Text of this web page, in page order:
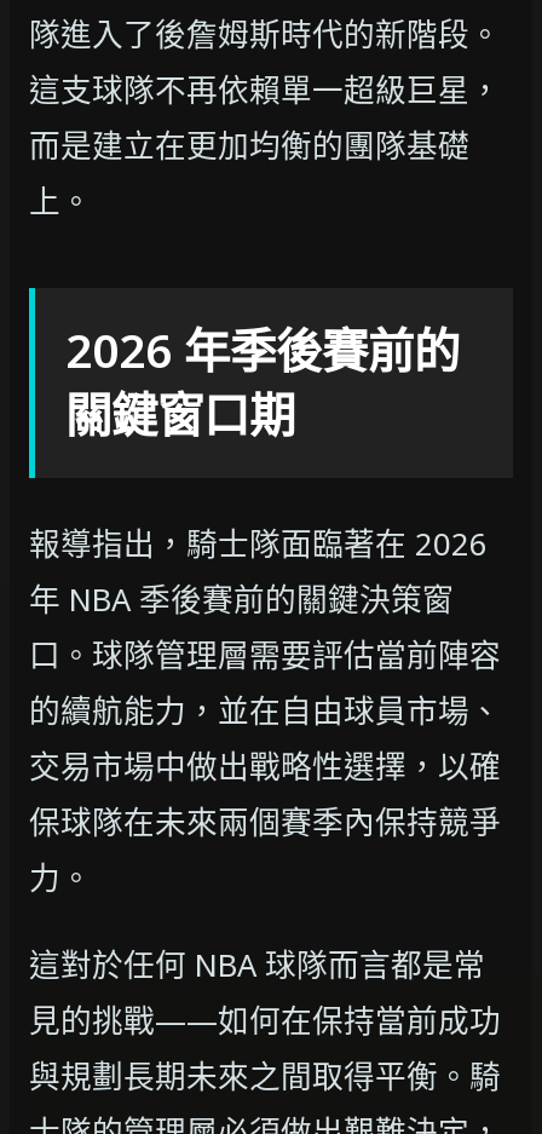
隊進入了後詹姆斯時代的新階段。
這支球隊不再依賴單一超級巨星，
而是建立在更加均衡的團隊基礎
上。
2026 年季後賽前的
關鍵窗口期
報導指出，騎士隊面臨著在 2026
年 NBA 季後賽前的關鍵決策窗
口。球隊管理層需要評估當前陣容
的續航能力，並在自由球員市場、
交易市場中做出戰略性選擇，以確
保球隊在未來兩個賽季內保持競爭
力。
這對於任何 NBA 球隊而言都是常
見的挑戰——如何在保持當前成功
與規劃長期未來之間取得平衡。騎